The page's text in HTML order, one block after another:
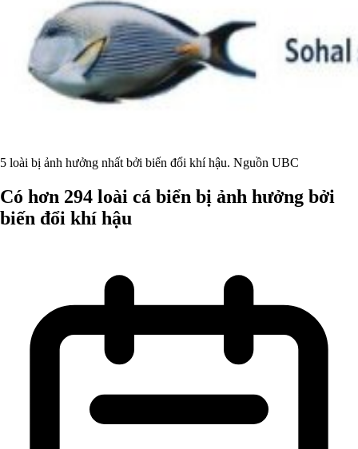
5 loài bị ảnh hưởng nhất bởi biến đổi khí hậu. Nguồn UBC
Có hơn 294 loài cá biển bị ảnh hưởng bởi
biến đổi khí hậu